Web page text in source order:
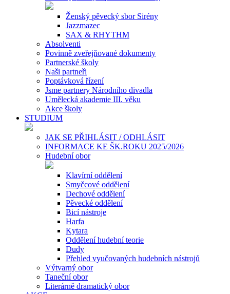
Ženský pěvecký sbor Sirény
Jazzmazec
SAX & RHYTHM
Absolventi
Povinně zveřejňované dokumenty
Partnerské školy
Naši partneři
Poptávková řízení
Jsme partnery Národního divadla
Umělecká akademie III. věku
Akce školy
STUDIUM
JAK SE PŘIHLÁSIT / ODHLÁSIT
INFORMACE KE ŠK.ROKU 2025/2026
Hudební obor
Klavírní oddělení
Smyčcové oddělení
Dechové oddělení
Pěvecké oddělení
Bicí nástroje
Harfa
Kytara
Oddělení hudební teorie
Dudy
Přehled vyučovaných hudebních nástrojů
Výtvarný obor
Taneční obor
Literárně dramatický obor